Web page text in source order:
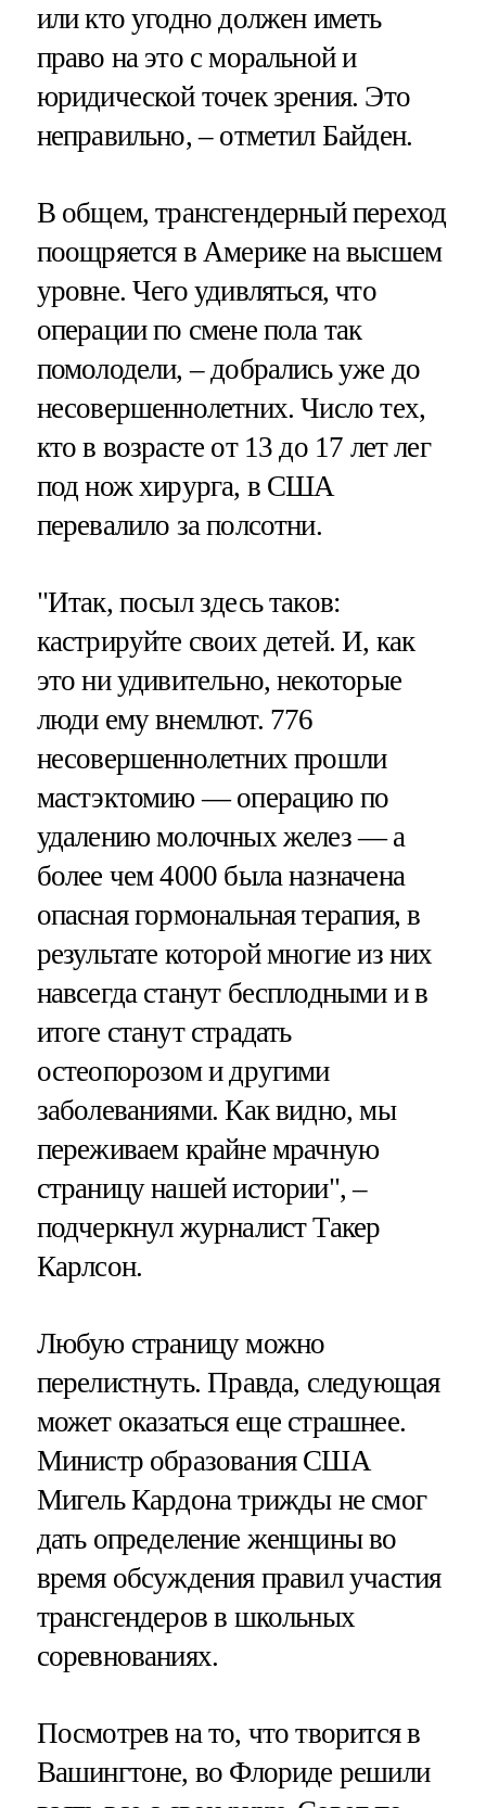
или кто угодно должен иметь
право на это с моральной и
юридической точек зрения. Это
неправильно, – отметил Байден.
В общем, трансгендерный переход
поощряется в Америке на высшем
уровне. Чего удивляться, что
операции по смене пола так
помолодели, – добрались уже до
несовершеннолетних. Число тех,
кто в возрасте от 13 до 17 лет лег
под нож хирурга, в США
перевалило за полсотни.
"Итак, посыл здесь таков:
кастрируйте своих детей. И, как
это ни удивительно, некоторые
люди ему внемлют. 776
несовершеннолетних прошли
мастэктомию — операцию по
удалению молочных желез — а
более чем 4000 была назначена
опасная гормональная терапия, в
результате которой многие из них
навсегда станут бесплодными и в
итоге станут страдать
остеопорозом и другими
заболеваниями. Как видно, мы
переживаем крайне мрачную
страницу нашей истории", –
подчеркнул журналист Такер
Карлсон.
Любую страницу можно
перелистнуть. Правда, следующая
может оказаться еще страшнее.
Министр образования США
Мигель Кардона трижды не смог
дать определение женщины во
время обсуждения правил участия
трансгендеров в школьных
соревнованиях.
Посмотрев на то, что творится в
Вашингтоне, во Флориде решили